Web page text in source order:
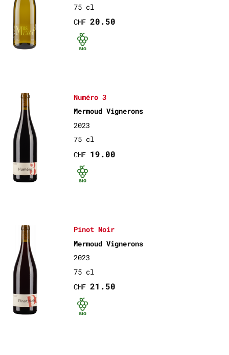
75 cl
CHF20.50
Bio certifié
Numéro 3
Mermoud Vignerons
2023
75 cl
CHF 19.00
Bio certifié
Pinot Noir
Mermoud Vignerons
2023
75 cl
CHF21.50
Bio certifié